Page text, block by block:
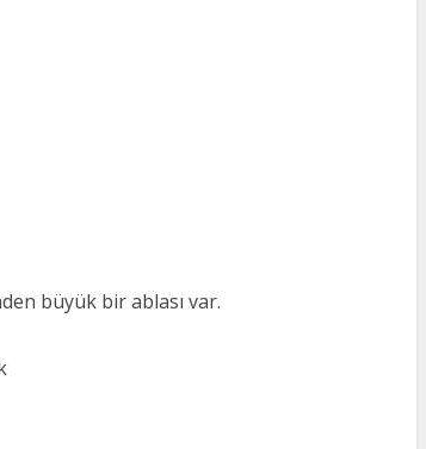
büyük bir ablası var.